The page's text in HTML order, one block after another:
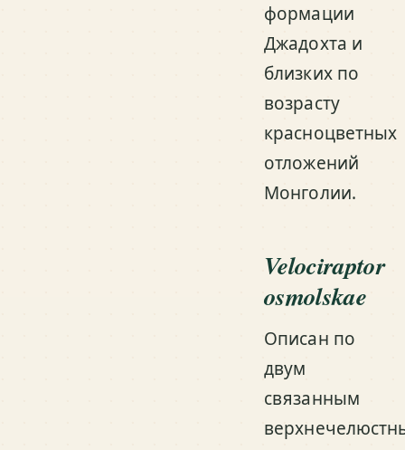
формации
Джадохта и
близких по
возрасту
красноцветных
отложений
Монголии.
Velociraptor
osmolskae
Описан по
двум
связанным